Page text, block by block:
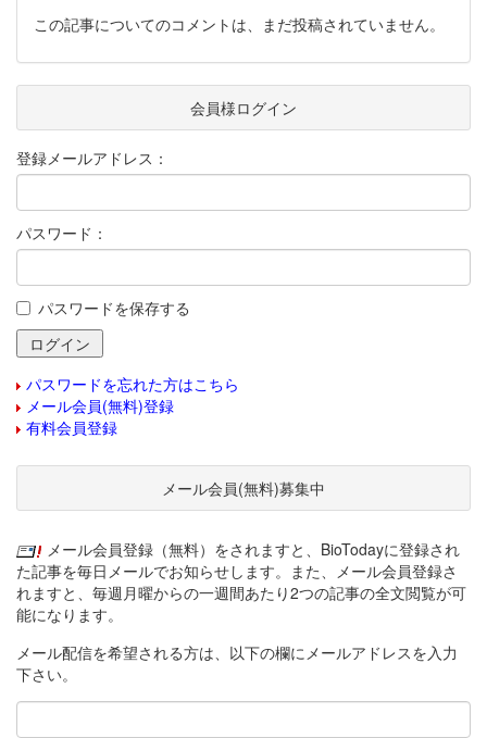
この記事についてのコメントは、まだ投稿されていません。
会員様ログイン
登録メールアドレス：
パスワード：
パスワードを保存する
パスワードを忘れた方はこちら
メール会員(無料)登録
有料会員登録
メール会員(無料)募集中
メール会員登録（無料）をされますと、BioTodayに登録され
た記事を毎日メールでお知らせします。また、メール会員登録さ
れますと、毎週月曜からの一週間あたり2つの記事の全文閲覧が可
能になります。
メール配信を希望される方は、以下の欄にメールアドレスを入力
下さい。